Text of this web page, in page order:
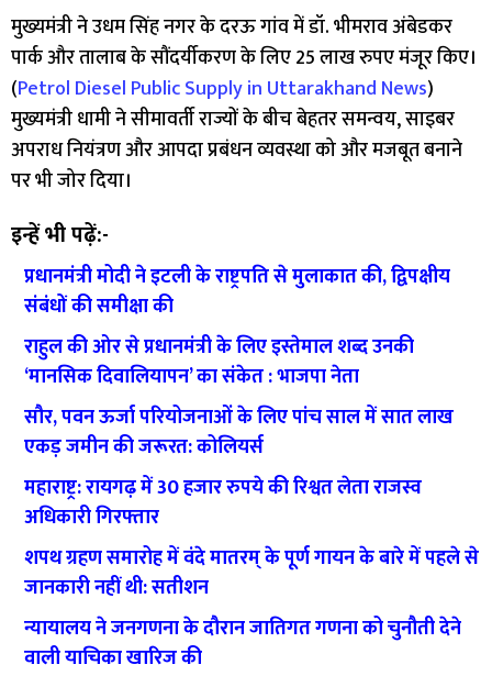
मुख्यमंत्री ने उधम सिंह नगर के दरऊ गांव में डॉ. भीमराव अंबेडकर
पार्क और तालाब के सौंदर्यीकरण के लिए 25 लाख रुपए मंजूर किए।
(Petrol Diesel Public Supply in Uttarakhand News)
मुख्‍यमंत्री धामी ने सीमावर्ती राज्यों के बीच बेहतर समन्वय, साइबर
अपराध नियंत्रण और आपदा प्रबंधन व्यवस्था को और मजबूत बनाने
पर भी जोर दिया।
इन्हें भी पढ़ें:-
प्रधानमंत्री मोदी ने इटली के राष्ट्रपति से मुलाकात की, द्विपक्षीय
संबंधों की समीक्षा की
राहुल की ओर से प्रधानमंत्री के लिए इस्तेमाल शब्द उनकी
‘मानसिक दिवालियापन’ का संकेत : भाजपा नेता
सौर, पवन ऊर्जा परियोजनाओं के लिए पांच साल में सात लाख
एकड़ जमीन की जरूरत: कोलियर्स
महाराष्ट्र: रायगढ़ में 30 हजार रुपये की रिश्वत लेता राजस्व
अधिकारी गिरफ्तार
शपथ ग्रहण समारोह में वंदे मातरम् के पूर्ण गायन के बारे में पहले से
जानकारी नहीं थी: सतीशन
न्यायालय ने जनगणना के दौरान जातिगत गणना को चुनौती देने
वाली याचिका खारिज की